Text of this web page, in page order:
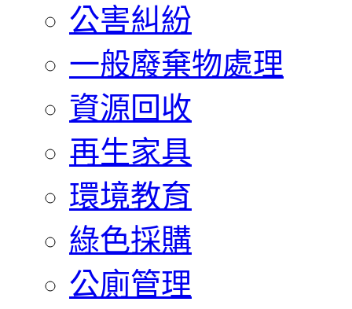
公害糾紛
一般廢棄物處理
資源回收
再生家具
環境教育
綠色採購
公廁管理